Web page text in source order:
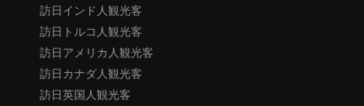
訪日インド人観光客
訪日トルコ人観光客
訪日アメリカ人観光客
訪日カナダ人観光客
訪日英国人観光客